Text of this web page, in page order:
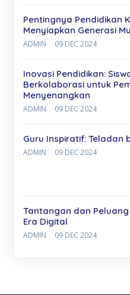
Pentingnya Pendidikan
Menyiapkan Generasi
ADMIN 09 DEC 2024
Inovasi Pendidikan:
Berkolaborasi untuk
Menyenangkan
ADMIN 09 DEC 2024
Guru Inspiratif: Teladan
ADMIN 09 DEC 2024
Tantangan dan
Era Digital
ADMIN 09 DEC 2024